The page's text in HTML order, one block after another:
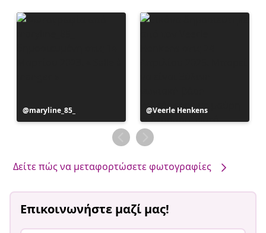
Η
ανάρτηση
maryline_85_
Η
ανάρτηση
δημοσιεύθηκε
από
Veerle Henkens
Δείτε πώς να μεταφορτώσετε φωτογραφίες
Επικοινωνήστε μαζί μας!